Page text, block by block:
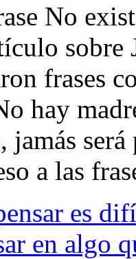
No
frases
hay
jamás
a las
es
en algo